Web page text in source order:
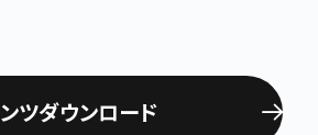
ツダウンロード